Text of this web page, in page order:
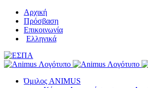
Μετάβαση
περιεχόμενο
Αρχική
Πρόσβαση
Επικοινωνία
Ελληνικά
Όμιλος ANIMUS